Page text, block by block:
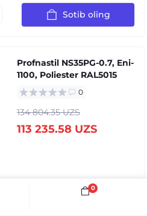
0
Sotib oling
Sotib oling
Profnastil NS35PG-0.7, Eni-
1100, Poliester RAL5015
0
134 804.35 UZS
113 235.58 UZS